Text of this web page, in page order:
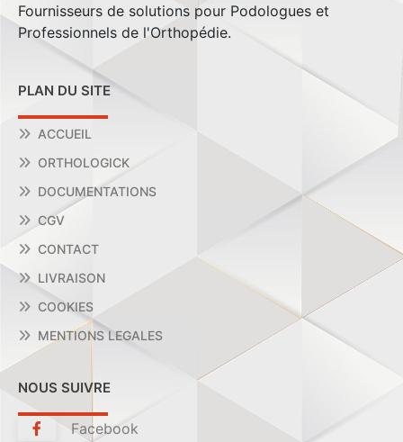
Fournisseurs de solutions pour Podologues et
Professionnels de l'Orthopédie.
PLAN DU SITE
ACCUEIL
ORTHOLOGICK
DOCUMENTATIONS
CGV
CONTACT
LIVRAISON
COOKIES
MENTIONS LEGALES
NOUS SUIVRE
Facebook